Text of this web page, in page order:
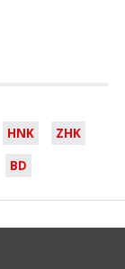
HNK
ZHK
BD